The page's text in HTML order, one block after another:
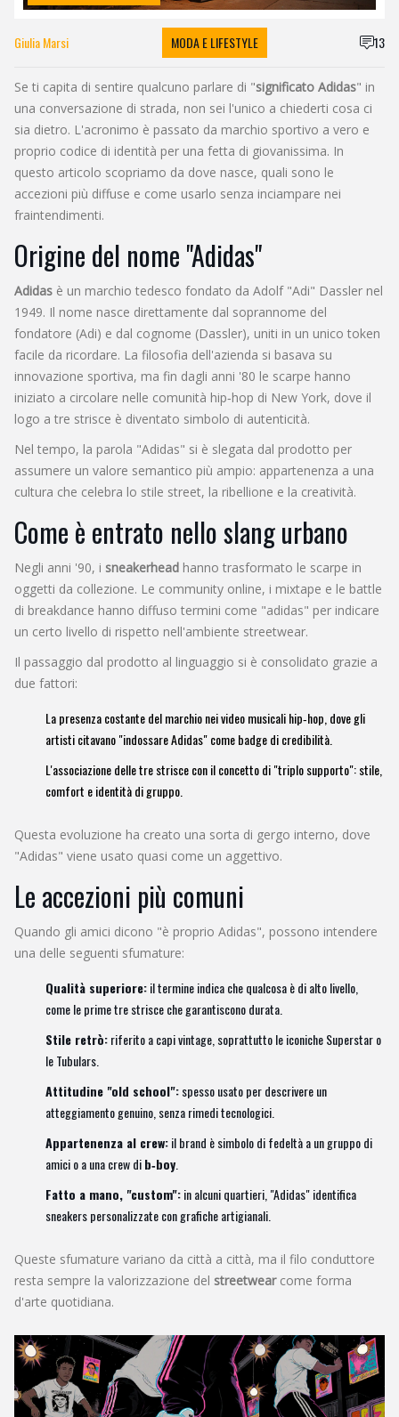
Giulia Marsi MODA E LIFESTYLE 13
Se ti capita di sentire qualcuno parlare di "significato Adidas" in
una conversazione di strada, non sei l'unico a chiederti cosa ci
sia dietro. L'acronimo è passato da marchio sportivo a vero e
proprio codice di identità per una fetta di giovanissima. In
questo articolo scopriamo da dove nasce, quali sono le
accezioni più diffuse e come usarlo senza inciampare nei
fraintendimenti.
Origine del nome "Adidas"
Adidas è un marchio tedesco fondato da Adolf "Adi" Dassler nel
1949. Il nome nasce direttamente dal soprannome del
fondatore (Adi) e dal cognome (Dassler), uniti in un unico token
facile da ricordare. La filosofia dell'azienda si basava su
innovazione sportiva, ma fin dagli anni '80 le scarpe hanno
iniziato a circolare nelle comunità hip‑hop di New York, dove il
logo a tre strisce è diventato simbolo di autenticità.
Nel tempo, la parola "Adidas" si è slegata dal prodotto per
assumere un valore semantico più ampio: appartenenza a una
cultura che celebra lo stile street, la ribellione e la creatività.
Come è entrato nello slang urbano
Negli anni '90, i sneakerhead hanno trasformato le scarpe in
oggetti da collezione. Le community online, i mixtape e le battle
di breakdance hanno diffuso termini come "adidas" per indicare
un certo livello di rispetto nell'ambiente streetwear.
Il passaggio dal prodotto al linguaggio si è consolidato grazie a
due fattori:
La presenza costante del marchio nei video musicali hip‑hop, dove gli
artisti citavano "indossare Adidas" come badge di credibilità.
L'associazione delle tre strisce con il concetto di "triplo supporto": stile,
comfort e identità di gruppo.
Questa evoluzione ha creato una sorta di gergo interno, dove
"Adidas" viene usato quasi come un aggettivo.
Le accezioni più comuni
Quando gli amici dicono "è proprio Adidas", possono intendere
una delle seguenti sfumature:
Qualità superiore:il termine indica che qualcosa è di alto livello,
come le prime tre strisce che garantiscono durata.
Stile retrò:riferito a capi vintage, soprattutto le iconiche Superstar o
le Tubulars.
Attitudine "old school":spesso usato per descrivere un
atteggiamento genuino, senza rimedi tecnologici.
Appartenenza al crew:il brand è simbolo di fedeltà a un gruppo di
amici o a una crew dib‑boy
Fatto a mano, "custom":in alcuni quartieri, "Adidas" identifica
sneakers personalizzate con grafiche artigianali.
Queste sfumature variano da città a città, ma il filo conduttore
resta sempre la valorizzazione del streetwearcome forma
d'arte quotidiana.